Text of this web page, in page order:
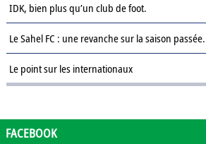
IDK, bien plus qu’un club de foot.
Le Sahel FC : une revanche sur la saison passée.
Le point sur les internationaux
Présentation des clubs de D3 : ASPC Tenkodogo
FACEBOOK